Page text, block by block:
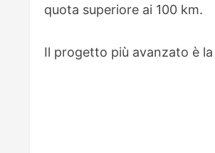
quota superiore ai 100 km.
Il progetto più avanzato è la